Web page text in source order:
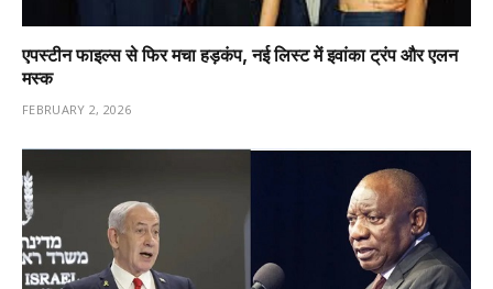
एपस्टीन फाइल्स से फिर मचा हड़कंप, नई लिस्ट में इवांका ट्रंप और एलन
मस्क
FEBRUARY 2, 2026